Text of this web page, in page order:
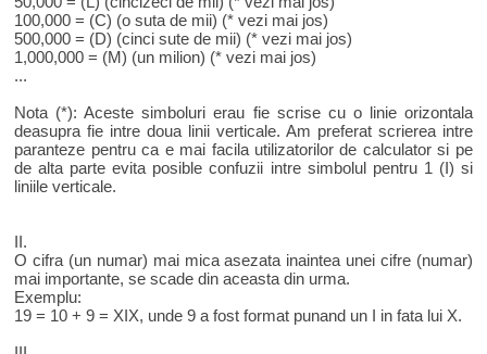
100,000 = (C) (o suta de mii) (* vezi mai jos)
500,000 = (D) (cinci sute de mii) (* vezi mai jos)
1,000,000 = (M) (un milion) (* vezi mai jos)
...
Nota (*): Aceste simboluri erau fie scrise cu o linie orizontala
deasupra fie intre doua linii verticale. Am preferat scrierea intre
paranteze pentru ca e mai facila utilizatorilor de calculator si pe
de alta parte evita posible confuzii intre simbolul pentru 1 (I) si
liniile verticale.
II.
O cifra (un numar) mai mica asezata inaintea unei cifre (numar)
mai importante, se scade din aceasta din urma.
Exemplu:
19 = 10 + 9 = XIX, unde 9 a fost format punand un I in fata lui X.